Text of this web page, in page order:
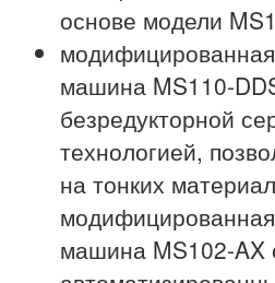
основе модели
машина MS110-
безредукторной
технологией,
на тонких
машина MS102-AX